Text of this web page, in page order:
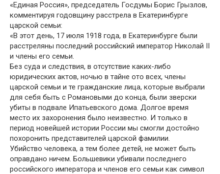
«Единая Россия», председатель Госдумы Борис Грызлов,
комментируя годовщину расстрела в Екатеринбурге
царской семьи:
«В этот день, 17 июля 1918 года, в Екатеринбурге были
расстреляны последний российский император Николай II
и члены его семьи.
Без суда и следствия, в отсутствие каких-либо
юридических актов, ночью в тайне ото всех, члены
царской семьи и те гражданские лица, которые выбрали
для себя быть с Романовыми до конца, были зверски
убиты в подвале Ипатьевского дома. Долгое время
место их захоронения было неизвестно. И только в
период новейшей истории России мы смогли достойно
похоронить представителей царской фамилии.
Убийство человека, а тем более детей, не может быть
оправдано ничем. Большевики убивали последнего
российского императора и членов его семьи как символ